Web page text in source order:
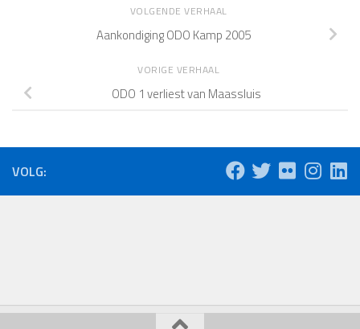
VOLGENDE VERHAAL
Aankondiging ODO Kamp 2005
VORIGE VERHAAL
ODO 1 verliest van Maassluis
VOLG: